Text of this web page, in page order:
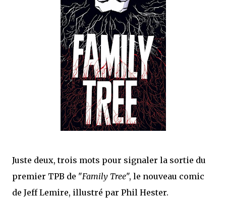
que Thomas connaissait et appréciait Olivier. Marlowe découvre une ville qu’il
ne connaissait pas, habitée par la méfiance, la peur et le rigorisme de la Ligue,
une ville pleine de mystères et de vieilles rancœurs. La Dame d...
Juste deux, trois mots pour signaler la sortie du
premier TPB de "Family Tree", le nouveau comic
de Jeff Lemire, illustré par Phil Hester.